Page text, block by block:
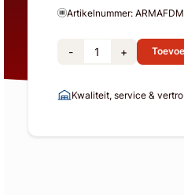
Artikelnummer:
- +
Kwaliteit, service &